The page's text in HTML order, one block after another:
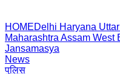
HOMEDelhi Haryana
Maharashtra Assam West
Jansamasya
News
पुलिस